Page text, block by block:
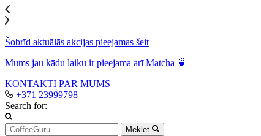
Šobrīd aktuālās akcijas pieejamas šeit
Mums jau kādu laiku ir pieejama arī Matcha 🍵
KONTAKTI PAR MUMS
+371 23999798
Search for:
Meklēt